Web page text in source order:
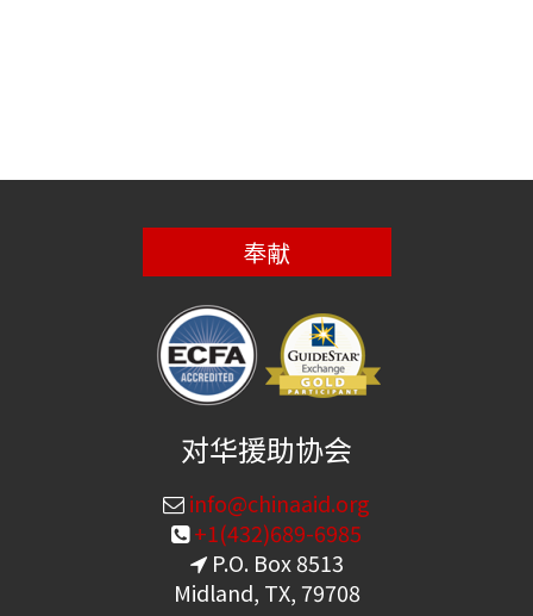
奉献
对华援助协会
info@chinaaid.org
+1(432)689-6985
P.O. Box 8513
Midland, TX, 79708